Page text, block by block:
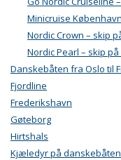
Minicruise
Nordic Crown – skip
Nordic Pearl – skip
Danskebåten fra Oslo til
Fjordline
Frederikshavn
Gøteborg
Hirtshals
Kjæledyr på danskebåten